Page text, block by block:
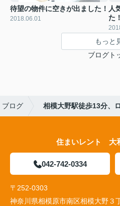
待望の物件に空きが出ました！
2018.06.01
人
た
もっと
ブログト
ブログ 相模大野駅徒歩13分、
住まいレント 大
042-742-0334
〒252-0303
神奈川県相模原市南区相模大野３